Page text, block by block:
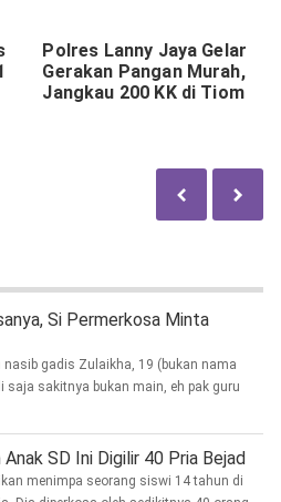
Polres Lanny Jaya Gelar
Gerakan Pangan Murah,
Jangkau 200 KK di Tiom
Si Permerkosa Minta
nasib gadis Zulaikha, 19 (bukan nama
saja sakitnya bukan main, eh pak guru
Anak SD Ini Digilir 40 Pria Bejad
menimpa seorang siswi 14 tahun di